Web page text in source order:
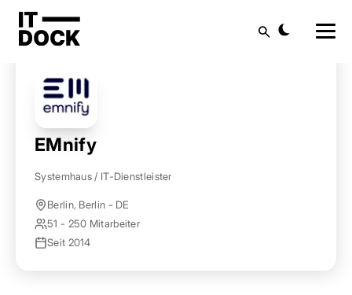
Startseite Anbieter finden
EMnify
Systemhaus / IT-Dienstleister
Berlin, Berlin - DE
51 - 250 Mitarbeiter
Seit 2014